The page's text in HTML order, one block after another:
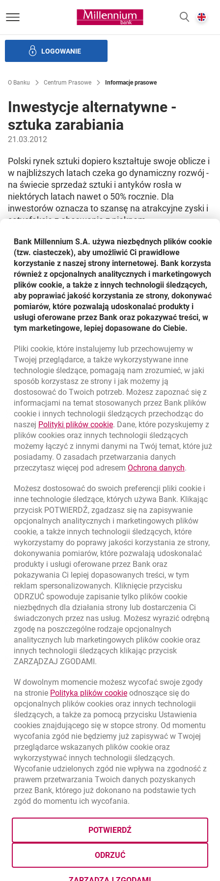
Bank Millennium homepage
LOGOWANIE
O Banku Centrum Prasowe Informacje prasowe
Inwestycje alternatywne -
sztuka zarabiania
21.03.2012
Polski rynek sztuki dopiero kształtuje swoje oblicze i
w najbliższych latach czeka go dynamiczny rozwój -
na świecie sprzedaż sztuki i antyków rosła w
niektórych latach nawet o 50% rocznie. Dla
inwestorów oznacza to szansę na atrakcyjne zyski i
satysfakcję z obcowania z pięknem.
W ciągu ostatnich ośmiu lat wartość obrazu Marii Jaremy
„Postacie" wzrosła o 6 000% (z 4500 zł do 270 000 zł) i nie
jest to wyjątek. Wartość obrazu Jana Lebensteina „Figura
osiowa nr 77" w ciągu siedmiu lat wzrosła ośmiokrotnie.
Obrazy takich artystów jak Kazimierz Mikulski, Adam
Marczyński czy Wojciech Fangor zyskiwały na wartości
ponad 40% rocznie. Inwestycja w sztukę jest bez wątpienia
efektywnym sposobem pomnażania kapitału.
Powrót do listy
Nawigacja dolna
Zadzwoń do nas
801 331 331
(+48) 22 598 40 40
Migam
Znajdź placówkę lub bankomat otwiera się w nowej karcie
Oceń nas otwiera się w nowej karcie
Złóż wniosek przez internet
Skontaktuj się ze Specjalistą
O banku
Kursy wymiany walut
Kursy wymiany walut. Data aktualizacji: 7.08.2026, 09:42:45
WALUTA KUPNO SPRZEDAŻ
EUR 4.139 4.4615
USD 3.8725
CHF 4.424 4.7688
GBP 4.8323 5.2089
7.08.2026, 09:42:45
Odpowiedzialny biznes
Regulacje zewnętrzne
Ochrona danychotwiera się w nowej karcie
Ustawieniacookies
Mapa stronyotwiera się w nowej karcie
© Bank Millennium SA
Goodieotwiera się w nowej karcie
Twitterotwiera się w nowej karcie
YouTubeotwiera się w nowej karcie
LinkedIn
Bank Millennium S.A. używa niezbędnych plików cookie
(tzw. ciasteczek), aby umożliwić Ci prawidłowe
korzystanie z naszej strony internetowej. Bank korzysta
również z opcjonalnych analitycznych i marketingowych
plików cookie, a także z innych technologii śledzących,
aby poprawiać jakość korzystania ze strony, dokonywać
pomiarów, które pozwalają udoskonalać produkty i
usługi oferowane przez Bank oraz pokazywać treści, w
tym marketingowe, lepiej dopasowane do Ciebie.
Pliki cookie, które instalujemy lub przechowujemy w
Twojej przeglądarce, a także wykorzystywane inne
technologie śledzące, pomagają nam zrozumieć, w jaki
sposób korzystasz ze strony i jak możemy ją
dostosować do Twoich potrzeb. Możesz zapoznać się z
informacjami na temat stosowanych przez Bank plików
cookie i innych technologii śledzących przechodząc do
naszej Polityki plików cookielink otwiera się w nowym oknie
. Dane, które pozyskujemy z
plików cookies oraz innych technologii śledzących
możemy łączyć z innymi danymi na Twój temat, które już
posiadamy. O zasadach przetwarzania danych
przeczytasz więcej pod adresem Ochrona danychlink
.
Możesz dostosować do swoich preferencji pliki cookie i
inne technologie śledzące, których używa Bank. Klikając
przycisk POTWIERDŹ, zgadzasz się na zapisywanie
opcjonalnych analitycznych i marketingowych plików
cookie, a także innych technologii śledzących, które
wykorzystamy do poprawy jakości korzystania ze strony,
dokonywania pomiarów, które pozwalają udoskonalać
produkty i usługi oferowane przez Bank oraz
pokazywania Ci lepiej dopasowanych treści, w tym
reklam spersonalizowanych. Kliknięcie przycisku
ODRZUĆ spowoduje zapisanie tylko plików cookie
niezbędnych dla działania strony lub dostarczenia Ci
świadczonych przez nas usług. Możesz wyrazić odrębną
zgodę na poszczególne rodzaje opcjonalnych
analitycznych lub marketingowych plików cookie oraz
innych technologii śledzących klikając przycisk
ZARZĄDZAJ ZGODAMI.
W dowolnym momencie możesz wycofać swoje zgody
na stronie Polityka plików cookielink otwiera się w nowym
odnoszące się do
opcjonalnych plików cookies oraz innych technologii
śledzących, a także za pomocą przycisku Ustawienia
cookies znajdującego się w stopce strony. Od momentu
wycofania zgód nie będziemy już zapisywać w Twojej
przeglądarce wskazanych plików cookie oraz
wykorzystywać innych technologii śledzących.
Wycofanie udzielonych zgód nie wpływa na zgodność z
prawem przetwarzania Twoich danych pozyskanych
przez Bank, którego już dokonano na podstawie tych
zgód do momentu ich wycofania.
ODRZUĆ
POTWIERDŹ